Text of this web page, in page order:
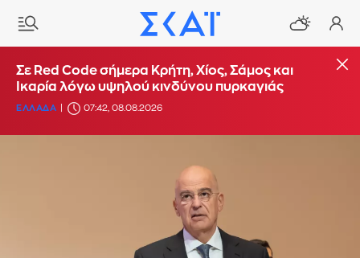
Σε Red Code σήμερα Κρήτη, Χίος, Σάμος και
Ικαρία λόγω υψηλού κινδύνου πυρκαγιάς
ΕΛΛΑΔΑ 07:42, 08.08.2026